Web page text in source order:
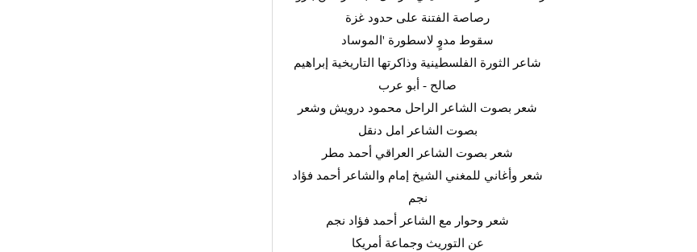
رصاصة الفتنة على حدود غزة
سقوط مدوٍ لاسطورة 'الموساد
شاعر الثورة الفلسطينية وذاكرتها التاريخية إبراهيم
صالح - أبو عرب
شعر بصوت الشاعر الراحل محمود درويش وشعر
بصوت الشاعر امل دنقل
شعر بصوت الشاعر العراقي أحمد مطر
شعر وأغاني للمغني الشيخ إمام والشاعر أحمد فؤاد
نجم
شعر وحوار مع الشاعر أحمد فؤاد نجم
عن التوريث وجماعة أمريكا